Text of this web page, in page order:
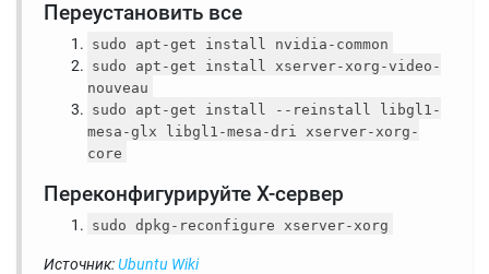
Переустановить все
sudo apt-get install nvidia-common
sudo apt-get install xserver-xorg-video-
nouveau
sudo apt-get install --reinstall libgl1-
mesa-glx libgl1-mesa-dri xserver-xorg-
core
Переконфигурируйте X-сервер
sudo dpkg-reconfigure xserver-xorg
Источник:Ubuntu Wiki